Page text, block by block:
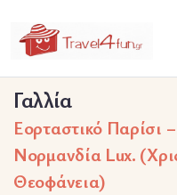
Γαλλία
Εορταστικό Παρίσι
Nορμανδία Lux.
Θεοφάνεια)